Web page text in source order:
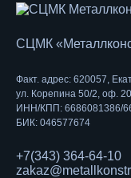
СЦМК
Факт. адрес: 620057,
ул. Корепина 50/2, оф.
ИНН/КПП: 6686081386/
БИК: 046577674
+7(343) 364-64-10